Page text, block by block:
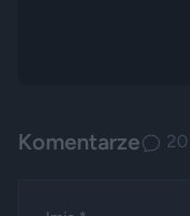
Komentarze 20